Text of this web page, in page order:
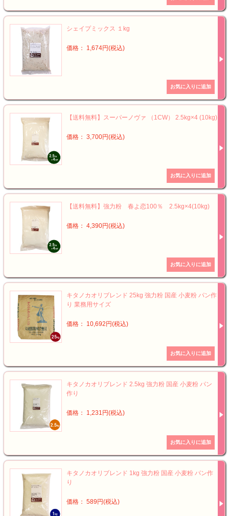
シェイプミックス １kg
価格： 1,674円(税込)
【送料無料】スーパーノヴァ （1CW） 2.5kg×4 (10kg)
価格： 3,700円(税込)
【送料無料】強力粉 春よ恋100％ 2.5kg×4(10kg)
価格： 4,390円(税込)
キタノカオリブレンド 25kg 強力粉 国産 小麦粉 パン作
り 業務用サイズ
価格： 10,692円(税込)
キタノカオリブレンド 2.5kg 強力粉 国産 小麦粉 パン
作り
価格： 1,231円(税込)
キタノカオリブレンド 1kg 強力粉 国産 小麦粉 パン作
り
価格： 589円(税込)